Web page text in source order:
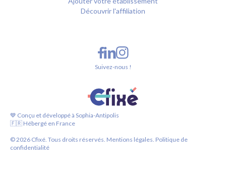
Découvrir l'affiliation
💙 Conçu et développé à Sophia-Antipolis
🇫🇷 Hébergé en France
©2026 Cfixé. Tous droits réservés. Mentions légales. Politique de
confidentialité
Suivez-nous !